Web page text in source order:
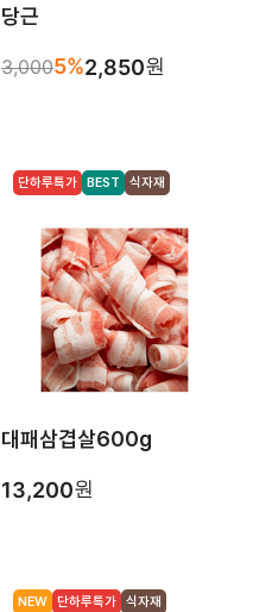
당근
3,0005%2,850원
단하루특가 BEST 식자재
대패삼겹살600g
13,200원
NEW 단하루특가 식자재